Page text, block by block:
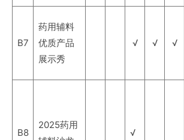
B7
药用辅料
优质产品
展示秀
√ √ √
B8
2025药用
√